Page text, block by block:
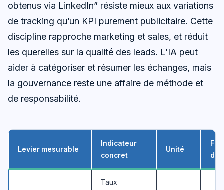
obtenus via LinkedIn” résiste mieux aux variations
de tracking qu’un KPI purement publicitaire. Cette
discipline rapproche marketing et sales, et réduit
les querelles sur la qualité des leads. L’IA peut
aider à catégoriser et résumer les échanges, mais
la gouvernance reste une affaire de méthode et
de responsabilité.
Levier mesurable
Indicateur
concret
Unité
de
Taux